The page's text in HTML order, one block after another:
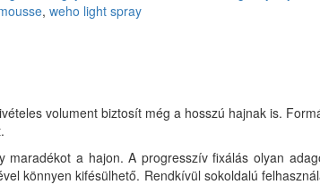
, weho light spray
volument biztosít még a hosszú hajnak is.
maradékot a hajon. A progresszív fixálás olyan
könnyen kifésülhető. Rendkívül sokoldalú